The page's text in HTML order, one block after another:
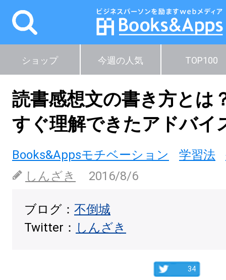
ショップ 今週の人気 TOP100
読書感想文の書き方とは
すぐ理解できたアドバイ
Books&Appsモチベーション 学習法
しんざき
2016/8/6
ブログ： 不倒城
Twitter： しんざき
34